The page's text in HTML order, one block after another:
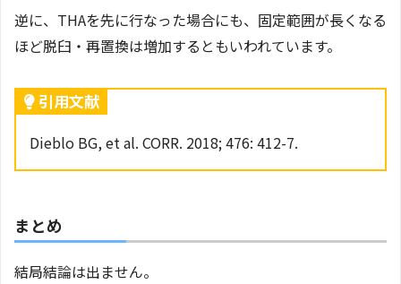
逆に、THAを先に行なった場合にも、固定範囲が長くなる
ほど脱臼・再置換は増加するともいわれています。
引用文献
Dieblo BG, et al. CORR. 2018; 476: 412-7.
まとめ
結局結論は出ません。